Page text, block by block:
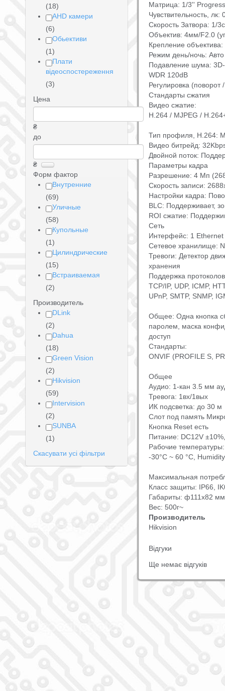
Матрица: 1/3''
Чувствительность,
Скорость Затвора: 1/
Объектив: 4мм/F2.0
Крепление объектива:
Режим день/ночь:
Подавление шума:
WDR 120dB
Регулировка (поворот
Стандарты сжатия
Видео сжатие:
H.264 / MJPEG /
Тип профиля, H.264:
Видео битрейд:
Двойной поток:
Параметры кадра
Разрешение: 4 Мп
Скорость записи:
Настройки кадра:
BLC: Поддерживает,
ROI сжатие:
Сеть
Интерфейс: 1
Сетевое хранилище:
Тревоги: Детектор
хранения
Поддержка
TCP/IP, UDP, ICMP,
UPnP, SMTP, SNMP,
Общее: Одна кнопка
паролем, маска
доступ
Стандарты:
ONVIF (PROFILE S,
Общее
Аудио: 1-кан 3.5 мм
Тревога: 1вх/1вых
ИК подсветка: до 30 м
Слот под память
Кнопка Reset есть
Питание: DC12V
Рабочие температуры:
-30°C ~ 60 °C,
Максимальная
Класс защиты: IP66,
Габариты: ф111х82 мм
Вес: 500г~
Производитель
Hikvision
Відгуки
Ще немає відгуків
(18)
AHD камери
(6)
Обьективи
(1)
Плати
відеоспостереження
(3)
Цена
₴
до
₴
Форм фактор
Внутренние
(69)
Уличные
(58)
Купольные
(1)
Цилиндрические
(15)
Встраиваемая
(2)
Производитель
DLink
(2)
Dahua
(18)
Green Vision
(2)
Hikvision
(59)
Intervision
(2)
SUNBA
(1)
Скасувати усі фільтри